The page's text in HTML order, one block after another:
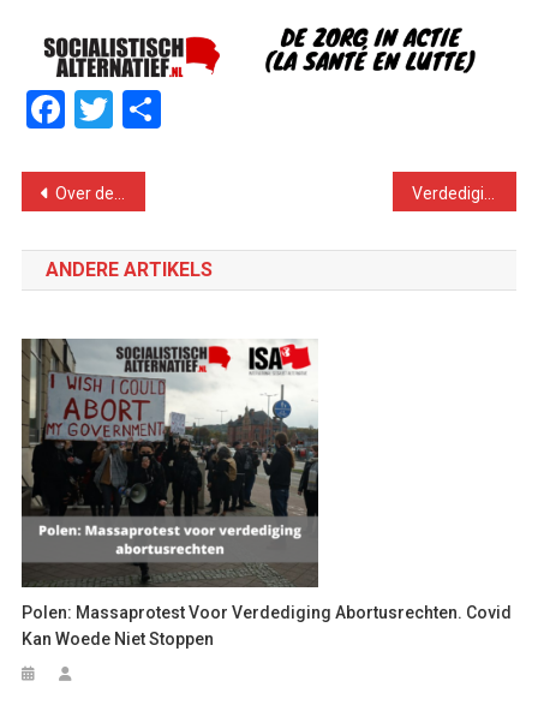
Facebook
Twitter
Delen
Bericht
navigatie
Over de Socialistische Partij Verdediging van democratische socialistische planning
ANDERE ARTIKELS
Polen: Massaprotest Voor Verdediging Abortusrechten. Covid
Kan Woede Niet Stoppen